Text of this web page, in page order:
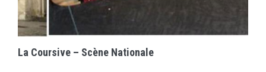
EN SAVOIR PLUS
La Coursive – Scène Nationale